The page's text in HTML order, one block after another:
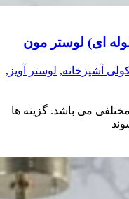
ای) لوستر مون
آشپزخانه, لوستر آویز ,
می باشد. گزینه ها